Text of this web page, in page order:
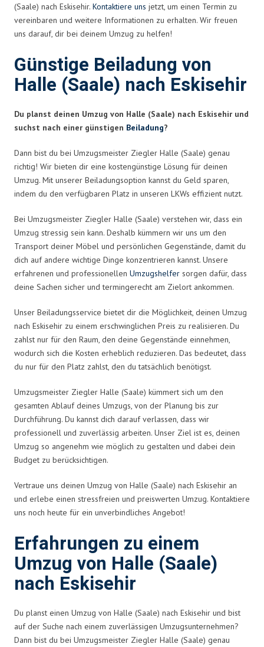
(Saale) nach Eskisehir. Kontaktiere uns jetzt, um einen Termin zu
vereinbaren und weitere Informationen zu erhalten. Wir freuen
uns darauf, dir bei deinem Umzug zu helfen!
Günstige Beiladung von
Halle (Saale) nach Eskisehir
Du planst deinen Umzug von Halle (Saale) nach Eskisehir und
suchst nach einer günstigen Beiladung?
Dann bist du bei Umzugsmeister Ziegler Halle (Saale) genau
richtig! Wir bieten dir eine kostengünstige Lösung für deinen
Umzug. Mit unserer Beiladungsoption kannst du Geld sparen,
indem du den verfügbaren Platz in unseren LKWs effizient nutzt.
Bei Umzugsmeister Ziegler Halle (Saale) verstehen wir, dass ein
Umzug stressig sein kann. Deshalb kümmern wir uns um den
Transport deiner Möbel und persönlichen Gegenstände, damit du
dich auf andere wichtige Dinge konzentrieren kannst. Unsere
erfahrenen und professionellen Umzugshelfer sorgen dafür, dass
deine Sachen sicher und termingerecht am Zielort ankommen.
Unser Beiladungsservice bietet dir die Möglichkeit, deinen Umzug
nach Eskisehir zu einem erschwinglichen Preis zu realisieren. Du
zahlst nur für den Raum, den deine Gegenstände einnehmen,
wodurch sich die Kosten erheblich reduzieren. Das bedeutet, dass
du nur für den Platz zahlst, den du tatsächlich benötigst.
Umzugsmeister Ziegler Halle (Saale) kümmert sich um den
gesamten Ablauf deines Umzugs, von der Planung bis zur
Durchführung. Du kannst dich darauf verlassen, dass wir
professionell und zuverlässig arbeiten. Unser Ziel ist es, deinen
Umzug so angenehm wie möglich zu gestalten und dabei dein
Budget zu berücksichtigen.
Vertraue uns deinen Umzug von Halle (Saale) nach Eskisehir an
und erlebe einen stressfreien und preiswerten Umzug. Kontaktiere
uns noch heute für ein unverbindliches Angebot!
Erfahrungen zu einem
Umzug von Halle (Saale)
nach Eskisehir
Du planst einen Umzug von Halle (Saale) nach Eskisehir und bist
auf der Suche nach einem zuverlässigen Umzugsunternehmen?
Dann bist du bei Umzugsmeister Ziegler Halle (Saale) genau